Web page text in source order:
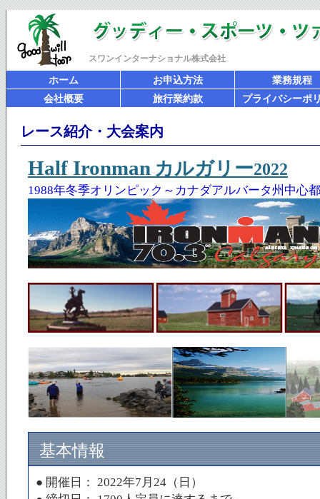
スワンインターナショナル株式会社
ホーム お申込方法
業務規程
会社概要
旅行業約款 プライバシーポ
レース紹介・大会案内
Half Ironman カルガリー2022
1988年冬季オリンピック～カナダアルバータ州中心
基本情報
● 開催日： 2022年7月24（日）